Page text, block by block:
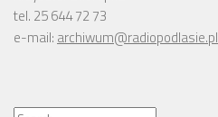
tel. 25 644 72 73
e-mail: archiwum@radiopodlasie.pl